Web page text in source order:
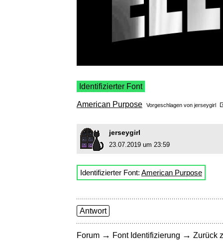
Identifizierter Font
American Purpose Vorgeschlagen von jerseygirl
jerseygirl
23.07.2019 um 23:59
Identifizierter Font: American Purpose
Antwort
Forum → Font Identifizierung → Zurück